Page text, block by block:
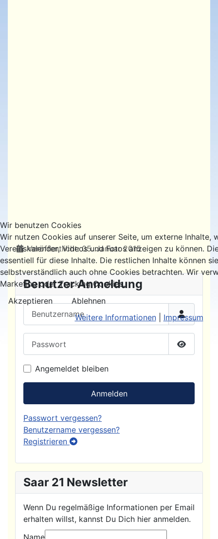
DetailsVeröffentlicht: 05. Januar 2015
Benutzer Anmeldung
Benutzername
Passwort
Angemeldet bleiben
Anmelden
Passwort vergessen?
Benutzername vergessen?
Registrieren
Saar 21 Newsletter
Wenn Du regelmäßige Informationen per Email
erhalten willst, kannst Du Dich hier anmelden.
Wir benutzen Cookies
Wir nutzen Cookies auf unserer Seite, um externe Inhalte,
Vereinskalender, Videos und Fotos anzeigen zu können.
essentiell für diese Inhalte. Die restlichen Inhalte können sie
selbstverständlich auch ohne Cookies betrachten. Wir
Marketing oder Tracking Cookies.
Akzeptieren
Ablehnen
Weitere Informationen| Impressum